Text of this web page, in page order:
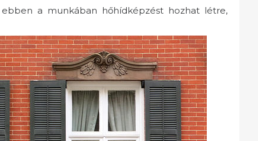
a munkában hőhídképzést hozhat létre,